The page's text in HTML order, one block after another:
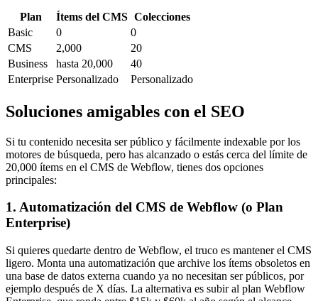
Plan Ítems del CMS Colecciones
Basic
0
0
CMS
2,000
20
Business
hasta 20,000
40
Enterprise Personalizado Personalizado
Soluciones amigables con el SEO
Si tu contenido necesita ser público y fácilmente indexable por los
motores de búsqueda, pero has alcanzado o estás cerca del límite de
20,000 ítems en el CMS de Webflow, tienes dos opciones
principales:
1. Automatización del CMS de Webflow (o Plan
Enterprise)
Si quieres quedarte dentro de Webflow, el truco es mantener el CMS
ligero. Monta una automatización que archive los ítems obsoletos en
una base de datos externa cuando ya no necesitan ser públicos, por
ejemplo después de X días. La alternativa es subir al plan Webflow